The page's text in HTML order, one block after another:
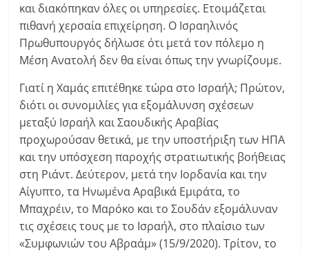
και διακόπηκαν όλες οι υπηρεσίες. Ετοιμάζεται
πιθανή χερσαία επιχείρηση. Ο Ισραηλινός
Πρωθυπουργός δήλωσε ότι μετά τον πόλεμο η
Μέση Ανατολή δεν θα είναι όπως την γνωρίζουμε.
Γιατί η Χαμάς επιτέθηκε τώρα στο Ισραήλ; Πρώτον,
διότι οι συνομιλίες για εξομάλυνση σχέσεων
μεταξύ Ισραήλ και Σαουδικής Αραβίας
προχωρούσαν θετικά, με την υποστήριξη των ΗΠΑ
και την υπόσχεση παροχής στρατιωτικής βοήθειας
στη Ριάντ. Δεύτερον, μετά την Ιορδανία και την
Αίγυπτο, τα Ηνωμένα Αραβικά Εμιράτα, το
Μπαχρέιν, το Μαρόκο και το Σουδάν εξομάλυναν
τις σχέσεις τους με το Ισραήλ, στο πλαίσιο των
«Συμφωνιών του Αβραάμ» (15/9/2020). Τρίτον, το